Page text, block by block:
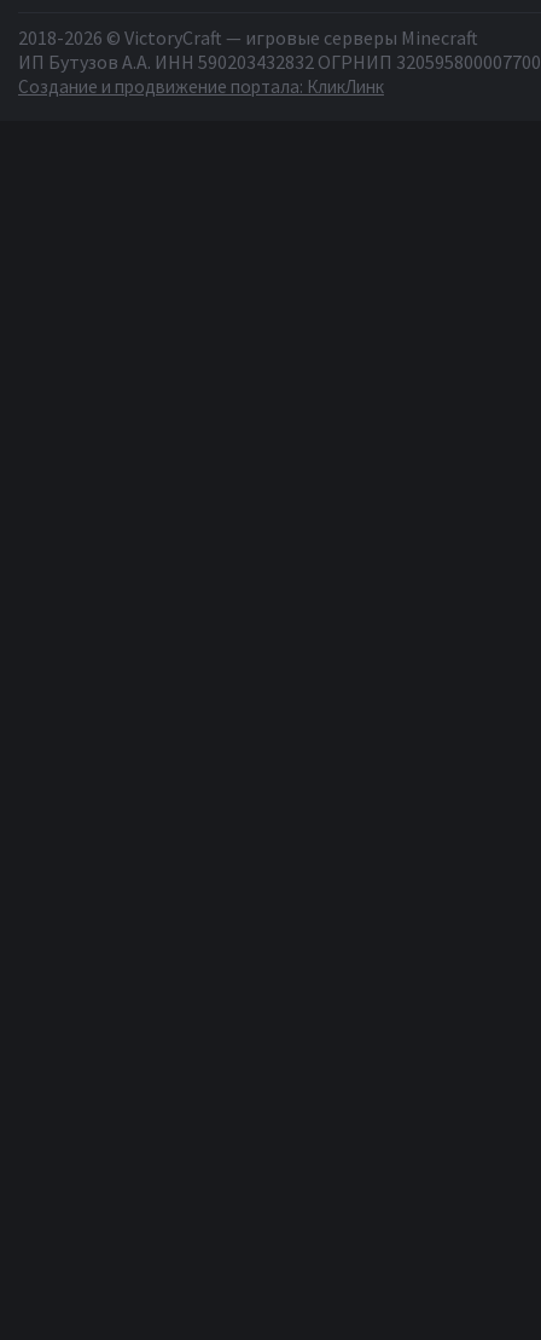
2018-2026 © VictoryCraft — игровые серверы Minecraft
ИП Бутузов А.А. ИНН 590203432832 ОГРНИП 320595800007700
Создание и продвижение портала: КликЛинк